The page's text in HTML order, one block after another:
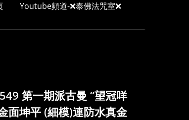
Youtube頻道-❌泰佛法咒室❌
第一期派古曼 “望冠咩
面坤平 (細模)連防水真金